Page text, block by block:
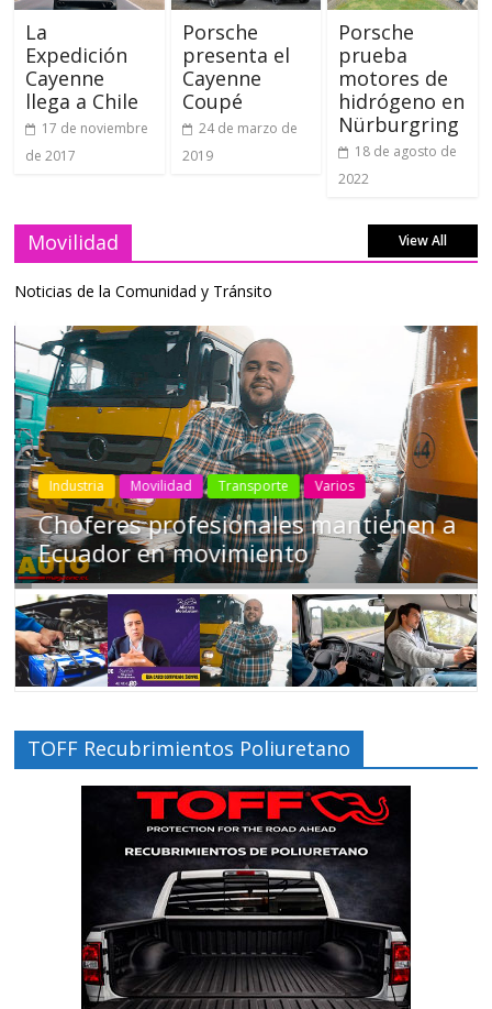
La
Expedición
Cayenne
llega a Chile
17 de noviembre
de 2017
Porsche
presenta el
Cayenne
Coupé
24 de marzo de
2019
Porsche
prueba
motores de
hidrógeno en
Nürburgring
18 de agosto de
2022
Movilidad View All
Noticias de la Comunidad y Tránsito
Industria Movilidad Transporte Varios
Choferes profesionales mantienen a
Ecuador en movimiento
TOFF Recubrimientos Poliuretano